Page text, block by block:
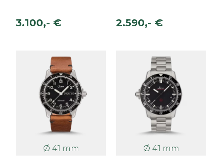
3.100,- € 2.590,- €
Ø 41 mm Ø 41 mm